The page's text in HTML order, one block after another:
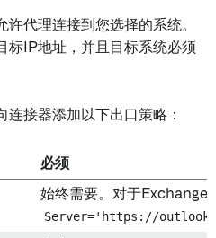
许代理连接到您选择的系统。
标IP地址，并且目标系统必须
连接器添加以下出口策略：
必须
始终需要。对于Exchange
Server='https://